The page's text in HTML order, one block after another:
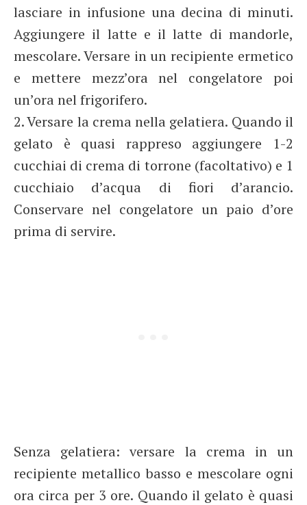
lasciare in infusione una decina di minuti.
Aggiungere il latte e il latte di mandorle,
mescolare. Versare in un recipiente ermetico
e mettere mezz’ora nel congelatore poi
un’ora nel frigorifero.
2. Versare la crema nella gelatiera. Quando il
gelato è quasi rappreso aggiungere 1-2
cucchiai di crema di torrone (facoltativo) e 1
cucchiaio d’acqua di fiori d’arancio.
Conservare nel congelatore un paio d’ore
prima di servire.
Senza gelatiera: versare la crema in un
recipiente metallico basso e mescolare ogni
ora circa per 3 ore. Quando il gelato è quasi